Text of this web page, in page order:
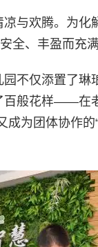
与欢腾。为化
全、丰盈而充
不仅添置了琳
百般花样——在
成为团体协作